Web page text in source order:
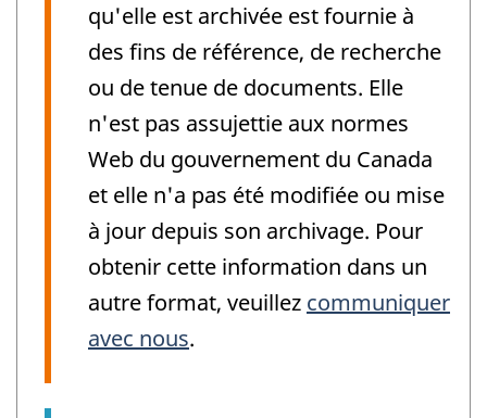
qu'elle est archivée est fournie à
des fins de référence, de recherche
ou de tenue de documents. Elle
n'est pas assujettie aux normes
Web du gouvernement du Canada
et elle n'a pas été modifiée ou mise
à jour depuis son archivage. Pour
obtenir cette information dans un
autre format, veuillez communiquer
avec nous.